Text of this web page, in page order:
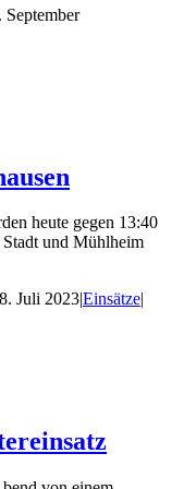
September
heute gegen 13:40
und Mühlheim
Juli 2023|Einsätze|